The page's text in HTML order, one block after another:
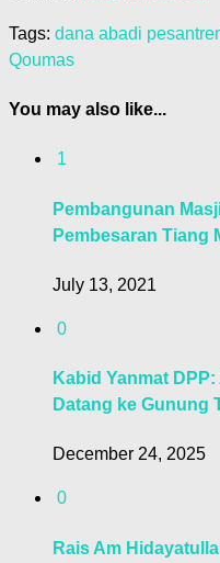
Tags: dana abadi
Qoumas
You may also like...
1
Pembangunan
Pembesaran Tiang
July 13, 2021
0
Kabid Yanmat
Datang ke Gunung
December 24, 2025
0
Rais Am